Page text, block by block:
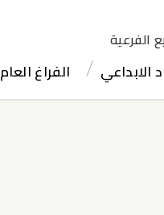
الفرعية
الابداعي الفراغ العام